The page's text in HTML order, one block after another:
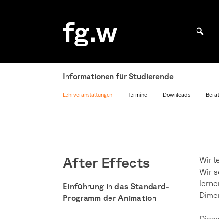
fg.w
Bachelor Kommunikationsdesign und Master Design & Information studieren
Informationen für Studierende
Lehrveranstaltungen Termine Downloads
After Effects
Einführung in das Standard-
Programm der Animation
Wir
Wir